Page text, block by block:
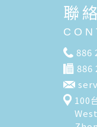
聯
886
886
100